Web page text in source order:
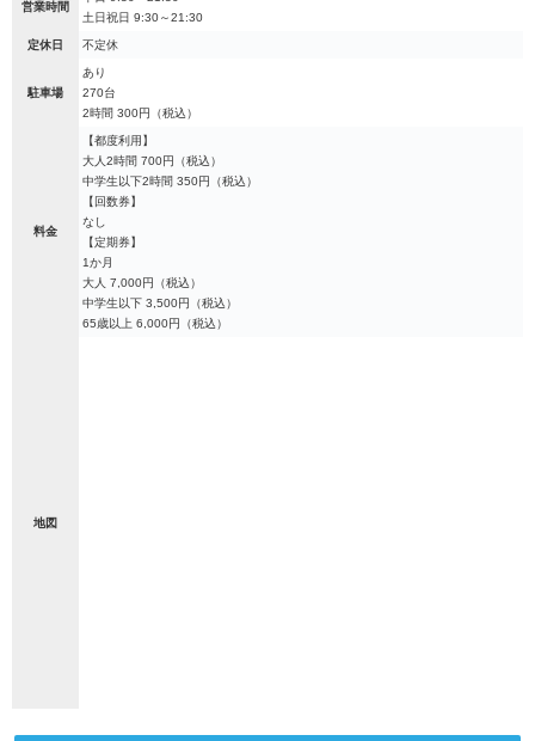
営業時間
土日祝日 9:30～21:30
定休日 不定休
駐車場
あり
270台
2時間 300円（税込）
料金
【都度利用】
大人2時間 700円（税込）
中学生以下2時間 350円（税込）
【回数券】
なし
【定期券】
1か月
大人 7,000円（税込）
中学生以下 3,500円（税込）
65歳以上 6,000円（税込）
地図